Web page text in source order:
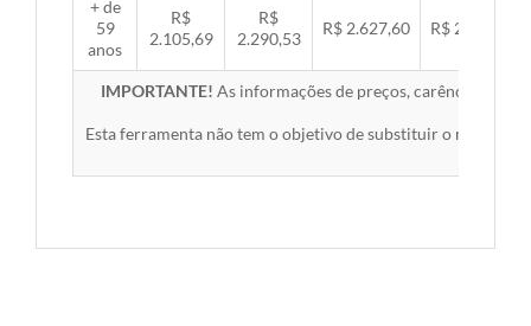
+ de
59
anos
R$
2.105,69
R$
2.290,53
R$ 2.627,60 R$ 2.707,76
IMPORTANTE! As informações de preços, carências,
Esta ferramenta não tem o objetivo de substituir o material